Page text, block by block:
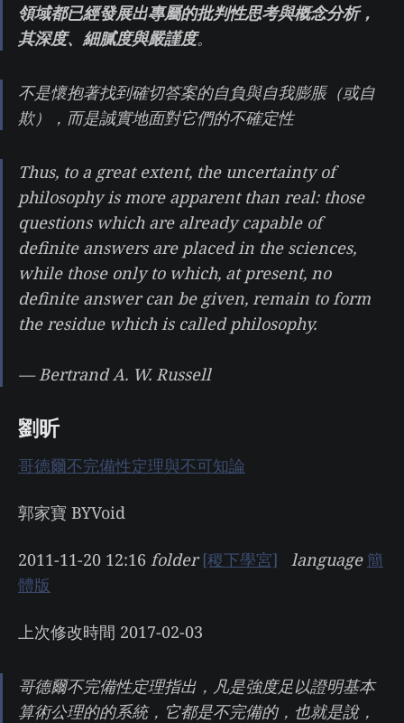
領域都已經發展出專屬的批判性思考與概念分析，
其深度、細膩度與嚴謹度。
不是懷抱著找到確切答案的自負與自我膨脹（或自
欺），而是誠實地面對它們的不確定性
Thus, to a great extent, the uncertainty of
philosophy is more apparent than real: those
questions which are already capable of
definite answers are placed in the sciences,
while those only to which, at present, no
definite answer can be given, remain to form
the residue which is called philosophy.
— Bertrand A. W. Russell
劉昕
哥德爾不完備性定理與不可知論
郭家寶 BYVoid
2011-11-20 12:16 folder [稷下學宮] language 簡
體版
上次修改時間 2017-02-03
哥德爾不完備性定理指出，凡是強度足以證明基本
算術公理的的系統，它都是不完備的，也就是說，